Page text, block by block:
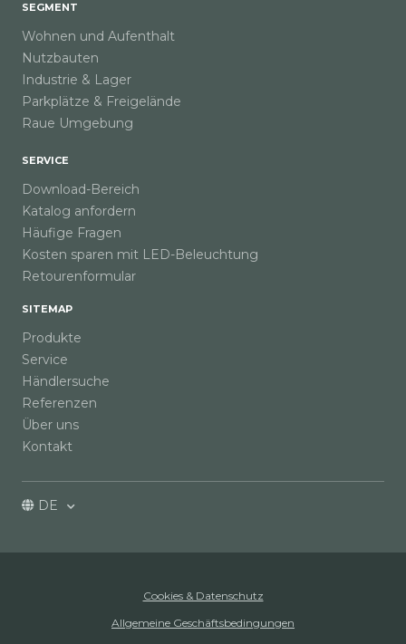
SEGMENT
Wohnen und Aufenthalt
Nutzbauten
Industrie & Lager
Parkplätze & Freigelände
Raue Umgebung
SERVICE
Download-Bereich
Katalog anfordern
Häufige Fragen
Kosten sparen mit LED-Beleuchtung
Retourenformular
SITEMAP
Produkte
Service
Händlersuche
Referenzen
Über uns
Kontakt
DE
Cookies & Datenschutz
Allgemeine Geschäftsbedingungen